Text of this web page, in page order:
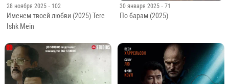
28 ноября 2025 · 102
Именем твоей любви (2025) Tere
Ishk Mein
30 января 2025 · 71
По барам (2025)